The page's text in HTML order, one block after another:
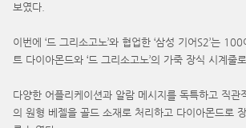
보였다.
이번에 ‘드 그리소고노’와 협업한 ‘삼성 기어S2’는
트 다이아몬드와 ‘드 그리소고노’의 가죽 장식 시계줄
다양한 어플리케이션과 알람 메시지를 독특하고 직관
의 원형 베젤을 골드 소재로 처리하고 다이아몬드로